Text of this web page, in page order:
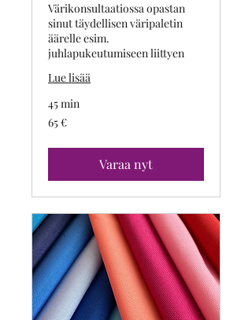
Värikonsultaatiossa opastan
sinut täydellisen väripaletin
äärelle esim.
juhlapukeutumiseen liittyen
Lue lisää
45 min
65
euroa
65 €
Varaa nyt